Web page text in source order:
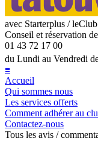
avec Starterplus / leClub
Conseil et réservation
01 43 72 17 00
du Lundi au Vendredi
≡
Accueil
Qui sommes nous
Les services offerts
Comment adhérer au
Contactez-nous
Tous les avis /